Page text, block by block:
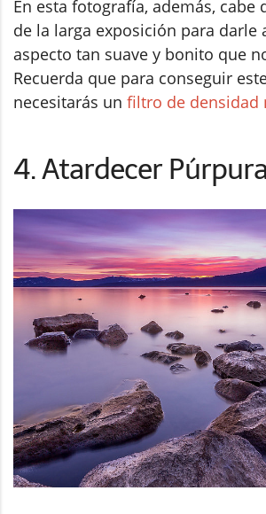
En esta fotografía, además, cabe
de la larga exposición para darle
aspecto tan suave y bonito que
Recuerda que para conseguir
necesitarás un filtro de densidad
4. Atardecer Púrpura